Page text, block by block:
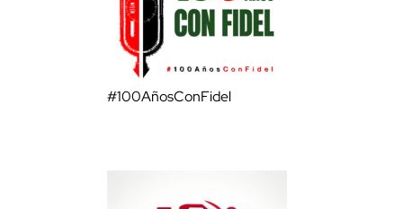
#100AñosConFidel